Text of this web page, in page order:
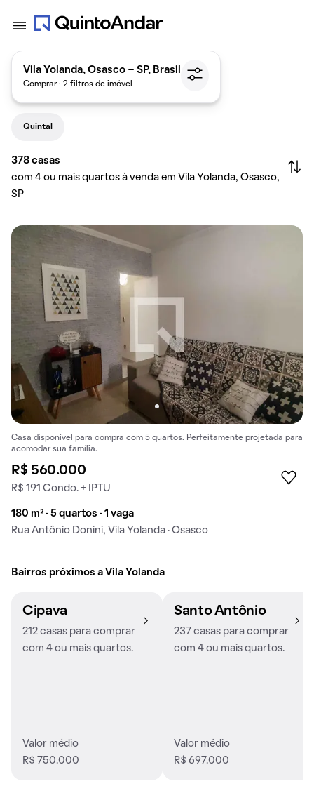
Vila Yolanda, Osasco - SP, Brasil
Comprar · 2 filtros de imóvel
Quintal
378 casas
com 4 ou mais quartos à venda em Vila Yolanda, Osasco,
SP
Casa disponível para compra com 5 quartos. Perfeitamente projetada para
acomodar sua família.
R$ 560.000
R$ 191 Condo. + IPTU
180 m² · 5 quartos · 1 vaga
Rua Antônio Donini, Vila Yolanda · Osasco
Bairros próximos a Vila Yolanda
Cipava
212 casas para comprar
com 4 ou mais quartos.
Valor médio
R$ 750.000
Santo Antônio
237 casas para comprar
com 4 ou mais quartos.
Valor médio
R$ 697.000